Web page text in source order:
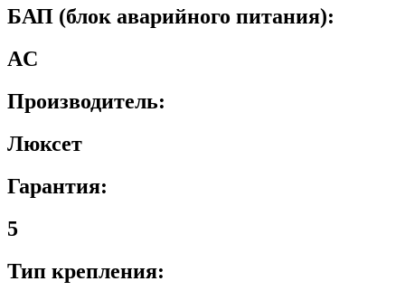
БАП (блок аварийного питания):
AC
Производитель:
Люксет
Гарантия:
5
Тип крепления: